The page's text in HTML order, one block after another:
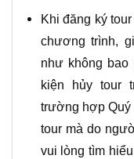
Khi đăng ký
chương trình,
như không bao
kiện hủy tour
trường hợp Quý
tour mà do
vui lòng tìm